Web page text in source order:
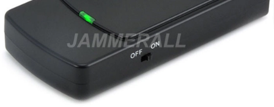
管
理